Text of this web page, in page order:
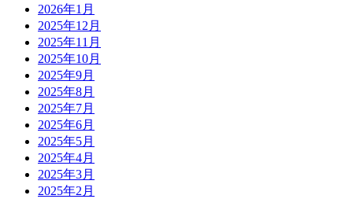
2026年1月
2025年12月
2025年11月
2025年10月
2025年9月
2025年8月
2025年7月
2025年6月
2025年5月
2025年4月
2025年3月
2025年2月